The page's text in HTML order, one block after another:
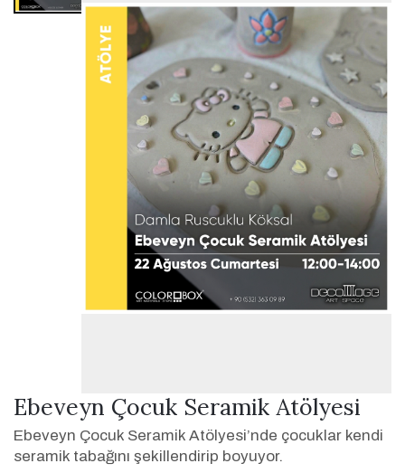
Ebeveyn Çocuk Seramik Atölyesi
Ebeveyn Çocuk Seramik Atölyesi’nde çocuklar kendi
seramik tabağını şekillendirip boyuyor.